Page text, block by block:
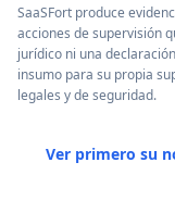
SaaSFort produce
acciones de supervisión
jurídico ni una
insumo para su propia
legales y de seguridad.
Ver primero su